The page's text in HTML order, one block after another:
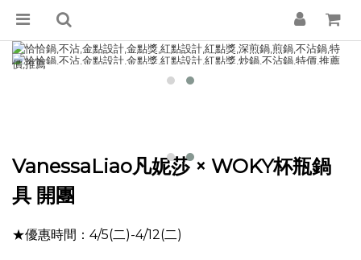
VanessaLiao凡妮莎× WOKY杯瓶鍋
具 開團
★優惠時間：4/5(二)-4/12(二)